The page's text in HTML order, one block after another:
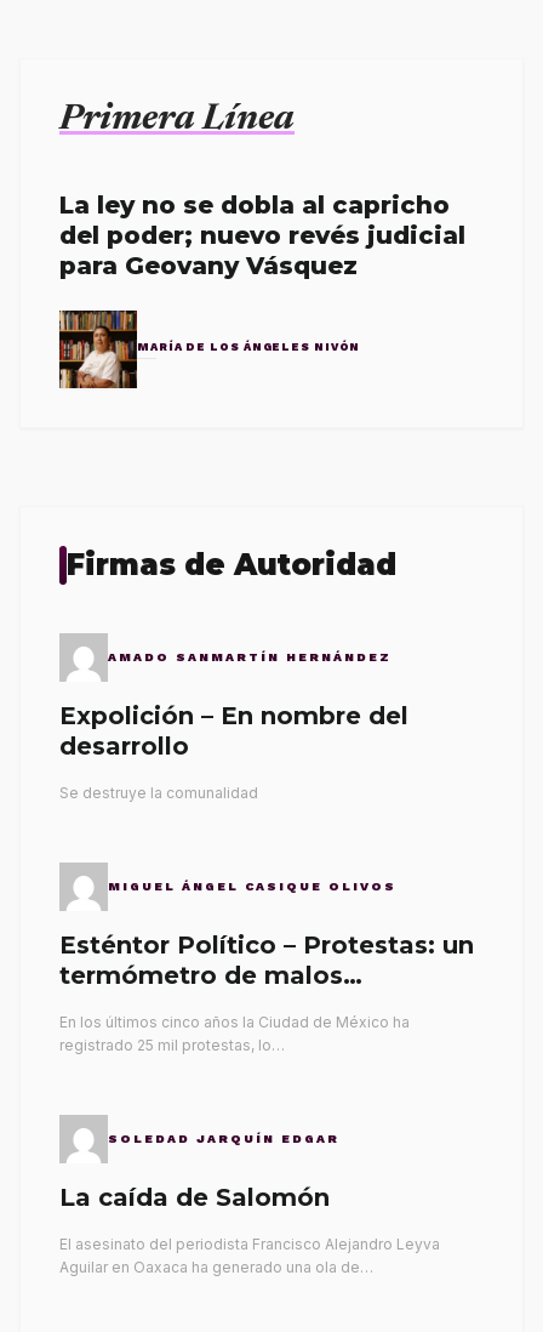
Primera Línea
La ley no se dobla al capricho
del poder; nuevo revés judicial
para Geovany Vásquez
MARÍA DE LOS ÁNGELES NIVÓN
Firmas de Autoridad
AMADO SANMARTÍN HERNÁNDEZ
Expolición – En nombre del
desarrollo
Se destruye la comunalidad
MIGUEL ÁNGEL CASIQUE OLIVOS
Esténtor Político – Protestas: un
termómetro de malos
En los últimos cinco años la Ciudad de México ha
registrado 25 mil protestas, lo…
SOLEDAD JARQUÍN EDGAR
La caída de Salomón
El asesinato del periodista Francisco Alejandro Leyva
Aguilar en Oaxaca ha generado una ola de…